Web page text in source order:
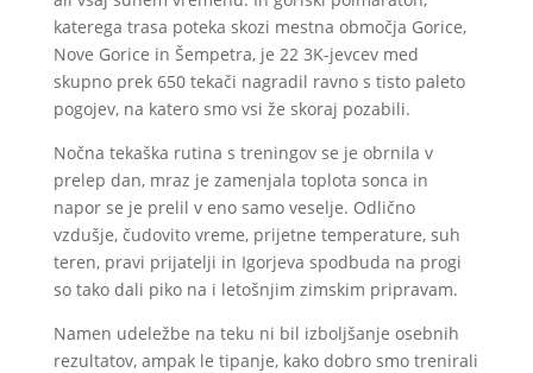
katerega trasa poteka skozi mestna območja Gorice,
Nove Gorice in Šempetra, je 22 3K-jevcev med
skupno prek 650 tekači nagradil ravno s tisto paleto
pogojev, na katero smo vsi že skoraj pozabili.
Nočna tekaška rutina s treningov se je obrnila v
prelep dan, mraz je zamenjala toplota sonca in
napor se je prelil v eno samo veselje. Odlično
vzdušje, čudovito vreme, prijetne temperature, suh
teren, pravi prijatelji in Igorjeva spodbuda na progi
so tako dali piko na i letošnjim zimskim pripravam.
Namen udeležbe na teku ni bil izboljšanje osebnih
rezultatov, ampak le tipanje, kako dobro smo trenirali